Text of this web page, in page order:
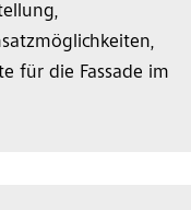
für die Fassade im